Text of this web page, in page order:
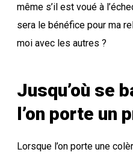
même s’il est voué à
sera le bénéfice pour ma
moi avec les autres ?
Jusqu’où se
l’on porte un
Lorsque l’on porte une